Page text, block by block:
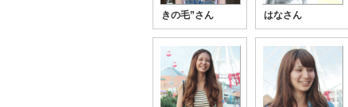
きの毛”さん はなさん